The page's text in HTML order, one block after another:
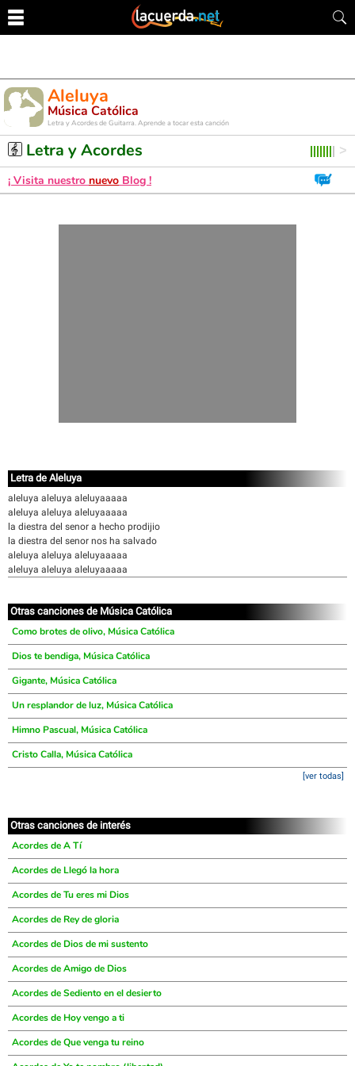
Aleluya
Música Católica
Letra y Acordes de Guitarra. Aprende a tocar esta canción
Letra y Acordes
¡ Visita nuestro nuevo Blog !
Letra de Aleluya
aleluya aleluya aleluyaaaaa
aleluya aleluya aleluyaaaaa
la diestra del senor a hecho prodijio
la diestra del senor nos ha salvado
aleluya aleluya aleluyaaaaa
aleluya aleluya aleluyaaaaa
Otras canciones de Música Católica
Como brotes de olivo, Música Católica
Dios te bendiga, Música Católica
Gigante, Música Católica
Un resplandor de luz, Música Católica
Himno Pascual, Música Católica
Cristo Calla, Música Católica
[ver todas]
Otras canciones de interés
Acordes de A Tí
Acordes de Llegó la hora
Acordes de Tu eres mi Dios
Acordes de Rey de gloria
Acordes de Dios de mi sustento
Acordes de Amigo de Dios
Acordes de Sediento en el desierto
Acordes de Hoy vengo a ti
Acordes de Que venga tu reino